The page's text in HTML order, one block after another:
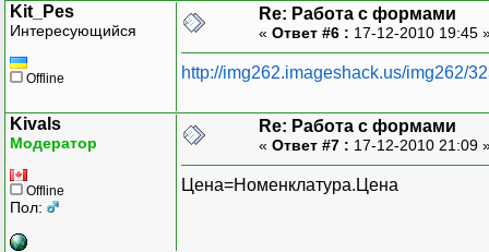
Kit_Pes
Интересующийся
Offline
Re: Работа с формами
« Ответ #6 : 17-12-2010 19:45
http://img262.imageshack.us/img262/
Kivals
Модератор
Offline
Пол:
Re: Работа с формами
« Ответ #7 : 17-12-2010 21:09
Цена=Номенклатура.Цена